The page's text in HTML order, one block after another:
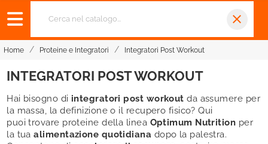
close
Home Proteine e Integratori Integratori Post Workout
INTEGRATORI POST WORKOUT
Hai bisogno di integratori post workout da assumere per
la massa, la definizione o il recupero fisico? Qui
puoi trovare proteine della linea Optimum Nutrition per
la tuaalimentazione quotidiana dopo la palestra.